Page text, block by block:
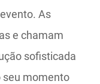
As
e chamam
sofisticada
seu momento